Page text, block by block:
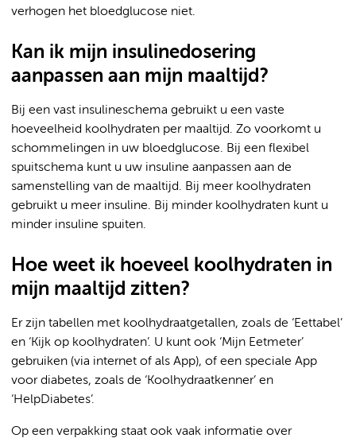
verhogen het bloedglucose niet.
Kan ik mijn insulinedosering
aanpassen aan mijn maaltijd?
Bij een vast insulineschema gebruikt u een vaste
hoeveelheid koolhydraten per maaltijd. Zo voorkomt u
schommelingen in uw bloedglucose. Bij een flexibel
spuitschema kunt u uw insuline aanpassen aan de
samenstelling van de maaltijd. Bij meer koolhydraten
gebruikt u meer insuline. Bij minder koolhydraten kunt u
minder insuline spuiten.
Hoe weet ik hoeveel koolhydraten in
mijn maaltijd zitten?
Er zijn tabellen met koolhydraatgetallen, zoals de ‘Eettabel’
en ‘Kijk op koolhydraten’. U kunt ook ‘Mijn Eetmeter’
gebruiken (via internet of als App), of een speciale App
voor diabetes, zoals de ‘Koolhydraatkenner’ en
‘HelpDiabetes’.
Op een verpakking staat ook vaak informatie over